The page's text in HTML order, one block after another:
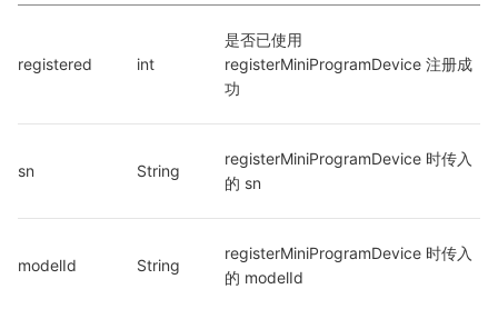
registered int
是否已使用
registerMiniProgramDevice 注册成
功
sn String
registerMiniProgramDevice 时传入
的 sn
modelId String
registerMiniProgramDevice 时传入
的 modelId